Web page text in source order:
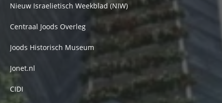
Nieuw Israelietisch Weekblad (NIW)
Centraal Joods Overleg
Joods Historisch Museum
Jonet.nl
CIDI